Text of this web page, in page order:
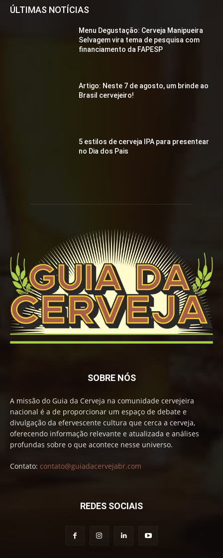
ÚLTIMAS NOTÍCIAS
Menu Degustação: Cerveja Manipueira
Selvagem vira tema de pesquisa com
financiamento da FAPESP
Artigo: Neste 7 de agosto, um brinde ao
Brasil cervejeiro!
5 estilos de cerveja IPA para presentear
no Dia dos Pais
SOBRE NÓS
A missão do Guia da Cerveja na comunidade cervejeira
nacional é a de proporcionar um espaço de debate e
divulgação da efervescente cultura que cerca a cerveja,
oferecendo informação relevante e atualizada e análises
profundas sobre o que acontece nesse universo.
Contato: contato@guiadacervejabr.com
REDES SOCIAIS